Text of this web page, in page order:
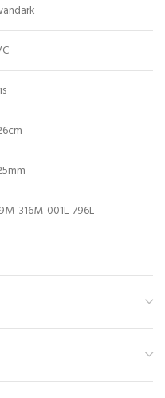
316M-001L-796L